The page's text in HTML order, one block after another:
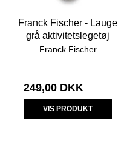
Franck Fischer - Lauge
grå aktivitetslegetøj
Franck Fischer
249,00 DKK
VIS PRODUKT